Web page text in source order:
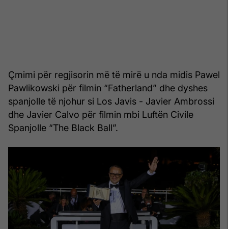
Çmimi për regjisorin më të mirë u nda midis Pawel
Pawlikowski për filmin “Fatherland” dhe dyshes
spanjolle të njohur si Los Javis - Javier Ambrossi
dhe Javier Calvo për filmin mbi Luftën Civile
Spanjolle “The Black Ball”.